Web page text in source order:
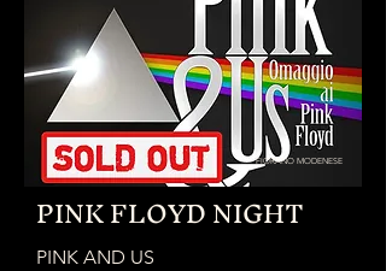
FIORANO MODENESE
PINK FLOYD NIGHT
PINK AND US